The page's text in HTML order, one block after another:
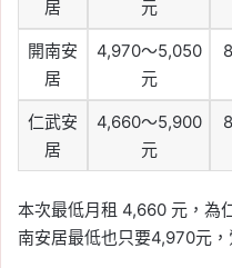
居
元
開南安
居
4,970～5,050
元
仁武安
居
4,660～5,900
元
本次最低月租 4,660 元，為
南安居最低也只要4,970元